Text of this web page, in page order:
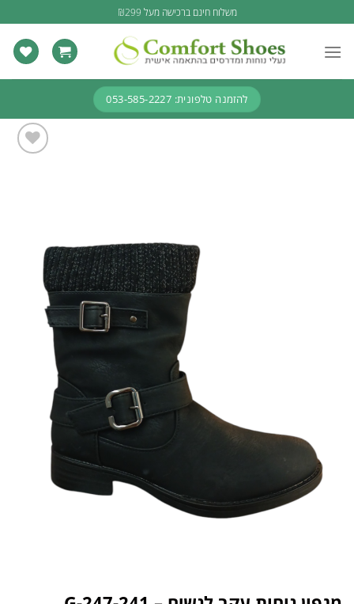
to
content
משלוח חינם ברכישה מעל ₪299
להזמנה טלפונית: 053-585-2227